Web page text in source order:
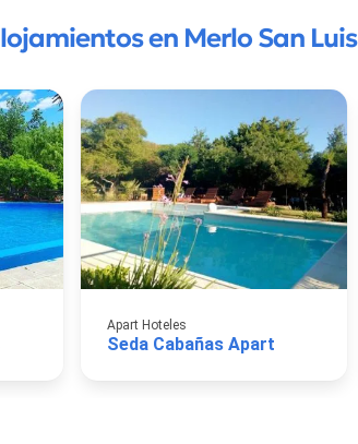
en Merlo San Luis
Apart Hoteles
Seda Cabañas Apart